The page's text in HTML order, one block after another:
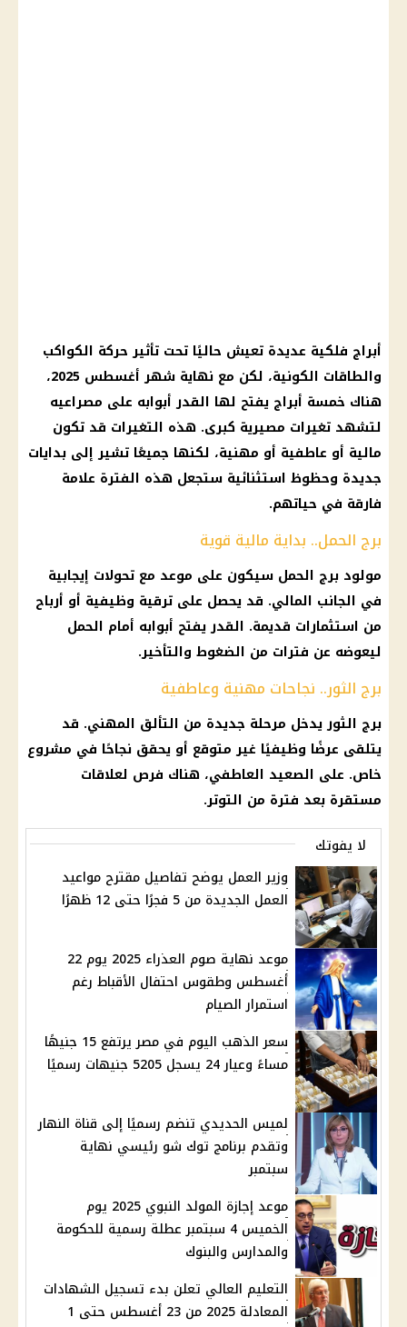
أبراج فلكية عديدة تعيش حاليًا تحت تأثير حركة الكواكب
والطاقات الكونية، لكن مع نهاية شهر أغسطس 2025،
هناك خمسة أبراج يفتح لها القدر أبوابه على مصراعيه
لتشهد تغيرات مصيرية كبرى. هذه التغيرات قد تكون
مالية أو عاطفية أو مهنية، لكنها جميعًا تشير إلى بدايات
جديدة وحظوظ استثنائية ستجعل هذه الفترة علامة
فارقة في حياتهم.
برج الحمل.. بداية مالية قوية
مولود برج الحمل سيكون على موعد مع تحولات إيجابية
في الجانب المالي. قد يحصل على ترقية وظيفية أو أرباح
من استثمارات قديمة. القدر يفتح أبوابه أمام الحمل
ليعوضه عن فترات من الضغوط والتأخير.
برج الثور.. نجاحات مهنية وعاطفية
برج الثور يدخل مرحلة جديدة من التألق المهني. قد
يتلقى عرضًا وظيفيًا غير متوقع أو يحقق نجاحًا في مشروع
خاص. على الصعيد العاطفي، هناك فرص لعلاقات
مستقرة بعد فترة من التوتر.
لا يفوتك
وزير العمل يوضح تفاصيل مقترح مواعيد
العمل الجديدة من 5 فجرًا حتى 12 ظهرًا
موعد نهاية صوم العذراء 2025 يوم 22
أغسطس وطقوس احتفال الأقباط رغم
استمرار الصيام
سعر الذهب اليوم في مصر يرتفع 15 جنيهًا
مساءً وعيار 24 يسجل 5205 جنيهات رسميًا
لميس الحديدي تنضم رسميًا إلى قناة النهار
وتقدم برنامج توك شو رئيسي نهاية
سبتمبر
موعد إجازة المولد النبوي 2025 يوم
الخميس 4 سبتمبر عطلة رسمية للحكومة
والمدارس والبنوك
التعليم العالي تعلن بدء تسجيل الشهادات
المعادلة 2025 من 23 أغسطس حتى 1